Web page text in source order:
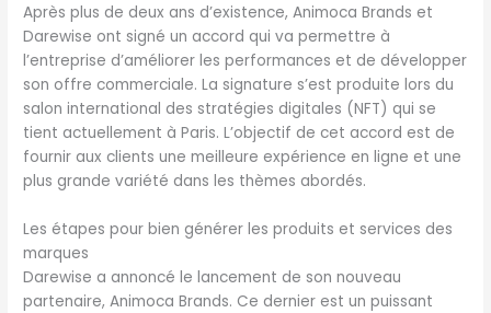
Après plus de deux ans d’existence, Animoca Brands et
Darewise ont signé un accord qui va permettre à
l’entreprise d’améliorer les performances et de développer
son offre commerciale. La signature s’est produite lors du
salon international des stratégies digitales (NFT) qui se
tient actuellement à Paris. L’objectif de cet accord est de
fournir aux clients une meilleure expérience en ligne et une
plus grande variété dans les thèmes abordés.
Les étapes pour bien générer les produits et services des
marques
Darewise a annoncé le lancement de son nouveau
partenaire, Animoca Brands. Ce dernier est un puissant